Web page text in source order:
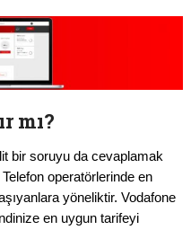
mı?
bir soruyu da cevaplamak
Telefon operatörlerinde en
yöneliktir. Vodafone
en uygun tarifeyi